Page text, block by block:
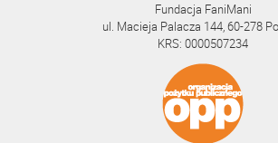
Fundacja FaniMani
ul. Macieja Palacza 144, 60-278
KRS: 0000507234